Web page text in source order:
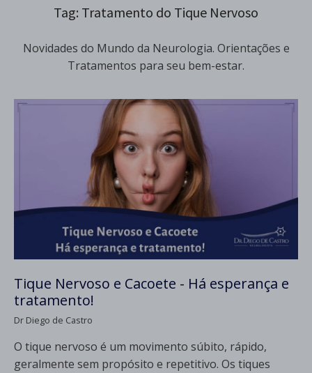
Tag: Tratamento do Tique Nervoso
Novidades do Mundo da Neurologia. Orientações e
Tratamentos para seu bem-estar.
Tique Nervoso e Cacoete - Há esperança e
tratamento!
Dr Diego de Castro
O tique nervoso é um movimento súbito, rápido,
geralmente sem propósito e repetitivo. Os tiques